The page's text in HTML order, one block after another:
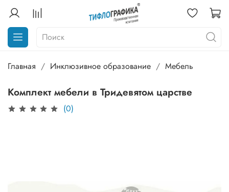
Главная Инклюзивное образование Мебель
Комплект мебели в Тридевятом царстве
(0)